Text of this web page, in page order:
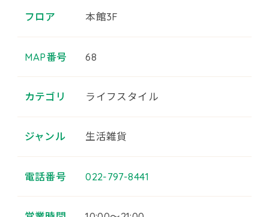
フロア 本館3F
MAP番号 68
カテゴリ ライフスタイル
ジャンル 生活雑貨
電話番号 022-797-8441